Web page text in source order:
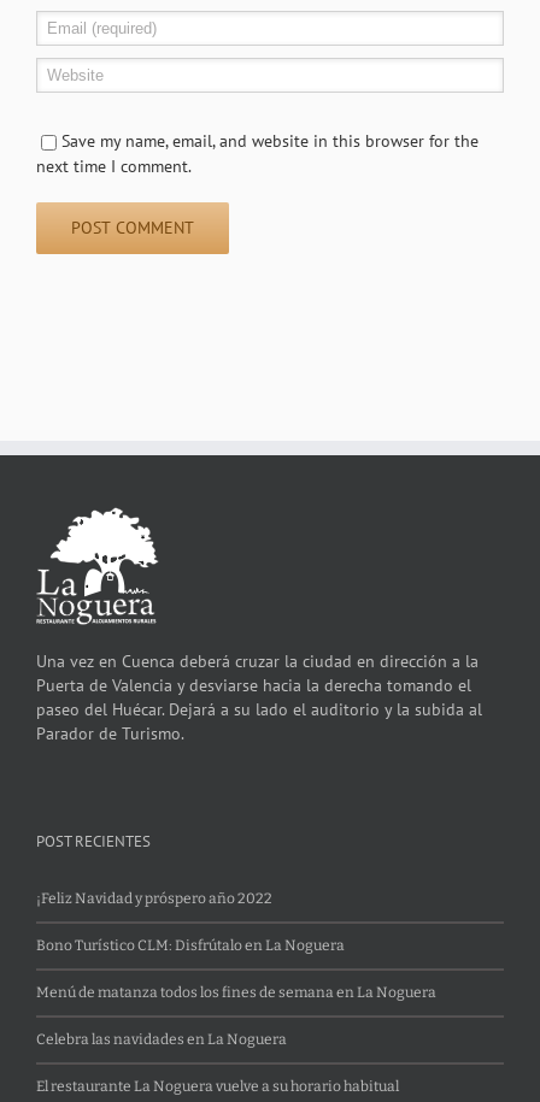
Save my name, email, and website in this browser for the
next time I comment.
Una vez en Cuenca deberá cruzar la ciudad en dirección a la
Puerta de Valencia y desviarse hacia la derecha tomando el
paseo del Huécar. Dejará a su lado el auditorio y la subida al
Parador de Turismo.
POST RECIENTES
¡Feliz Navidad y próspero año 2022
Bono Turístico CLM: Disfrútalo en La Noguera
Menú de matanza todos los fines de semana en La Noguera
Celebra las navidades en La Noguera
El restaurante La Noguera vuelve a su horario habitual